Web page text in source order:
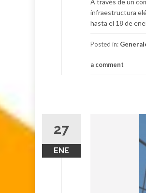
A través de un
infraestructura
hasta el 18 de
Posted in:
a comment
27
ENE